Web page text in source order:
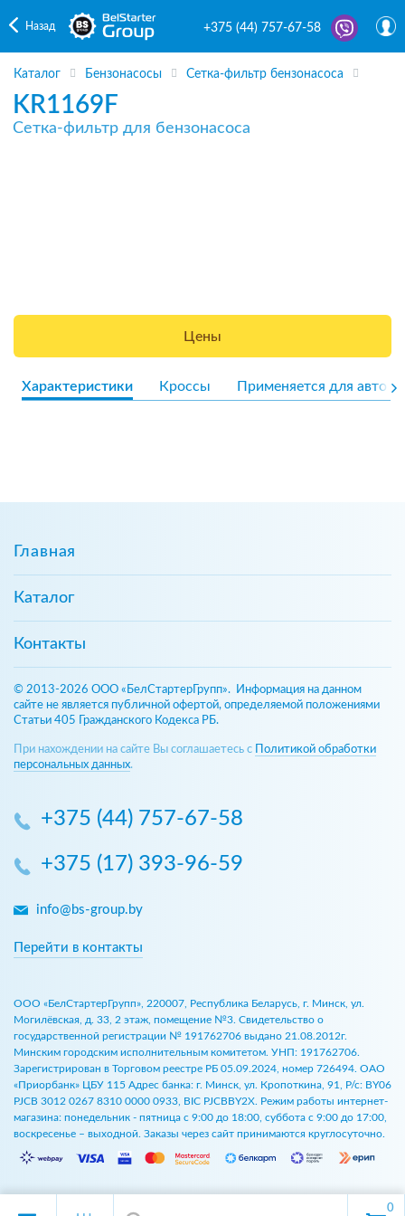
0
Назад +375 (44) 757-67-58
Каталог Бензонасосы Сетка-фильтр бензонасоса
KR1169F
Сетка-фильтр для бензонасоса
Цены
Характеристики Кроссы Применяется для авто
Главная
Каталог
Контакты
© 2013-2026 ООО «БелСтартерГрупп». Информация на данном
сайте не является публичной офертой, определяемой положениями
Статьи 405 Гражданского Кодекса РБ.
При нахождении на сайте Вы соглашаетесь с
Политикой обработки
персональных данных.
+375 (44) 757-67-58
+375 (17) 393-96-59
info@bs-group.by
Перейти в контакты
ООО «БелСтартерГрупп», 220007, Республика Беларусь, г. Минск, ул.
Могилёвская, д. 33, 2 этаж, помещение №3. Свидетельство о
государственной регистрации № 191762706 выдано 21.08.2012г.
Минским городским исполнительным комитетом. УНП: 191762706.
Зарегистрирован в Торговом реестре РБ 05.09.2024, номер 726494. ОАО
«Приорбанк» ЦБУ 115 Адрес банка: г. Минск, ул. Кропоткина, 91, Р/с: BY06
PJCB 3012 0267 8310 0000 0933, BIC PJCBBY2X. Режим работы интернет-
магазина: понедельник - пятница с 9:00 до 18:00, суббота с 9:00 до 17:00,
воскресенье – выходной. Заказы через сайт принимаются круглосуточно.